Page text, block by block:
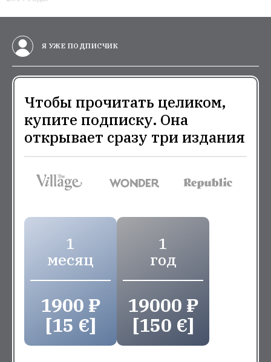
Я УЖЕ ПОДПИСЧИК
Чтобы прочитать целиком,
купите подписку. Она
открывает сразу три издания
1
месяц
1900 ₽
[15 €]
1
год
19000 ₽
[150 €]